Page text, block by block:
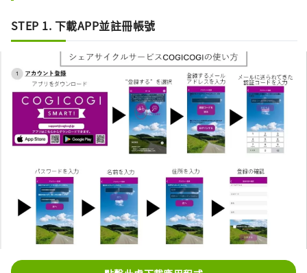
STEP 1. 下載APP並註冊帳號